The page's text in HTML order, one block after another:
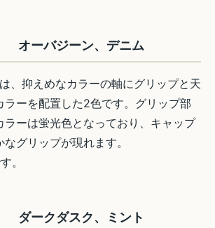
オーバジーン、デニム
、抑えめなカラーの軸にグリップと天
ラーを配置した2色です。グリップ部
ラーは蛍光色となっており、キャップ
グリップが現れます。
。
ダークダスク、ミント